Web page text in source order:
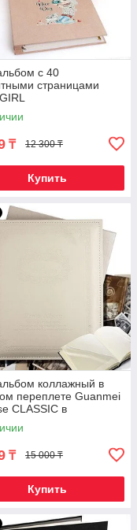
с 40
страницами
₸ 12 300 ₸
Купить
коллажный в
переплете Guanmei
CLASSIC в
коробке
кость)
₸ 15 000 ₸
Купить